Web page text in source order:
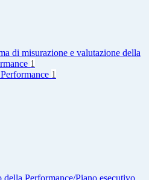
di misurazione e valutazione della
1
1